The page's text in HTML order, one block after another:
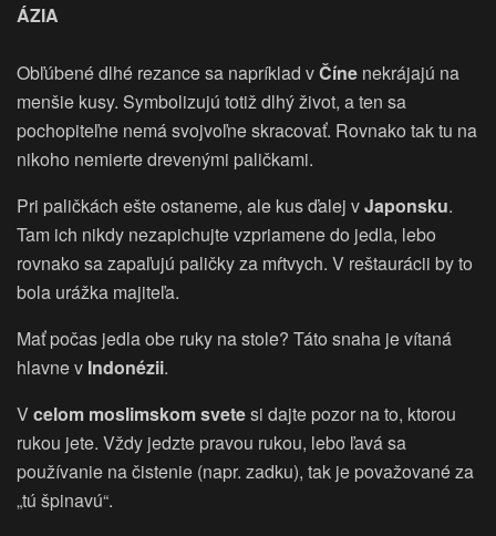
ÁZIA
Obľúbené dlhé rezance sa napríklad vČíne nekrájajú na
menšie kusy. Symbolizujú totiž dlhý život, a ten sa
pochopiteľne nemá svojvoľne skracovať. Rovnako tak tu na
nikoho nemierte drevenými paličkami.
Pri paličkách ešte ostaneme, ale kus ďalej vJaponsku.
Tam ich nikdy nezapichujte vzpriamene do jedla, lebo
rovnako sa zapaľujú paličky za mŕtvych. V reštaurácii by to
bola urážka majiteľa.
Mať počas jedla obe ruky na stole? Táto snaha je vítaná
hlavne v Indonézii.
Vcelom moslimskom svetesi dajte pozor na to, ktorou
rukou jete. Vždy jedzte pravou rukou, lebo ľavá sa
používanie na čistenie (napr. zadku), tak je považované za
„tú špinavú“.